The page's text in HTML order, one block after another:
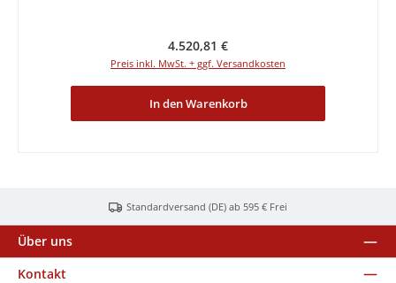
Regulärer Preis:
4.520,81 €
Preis inkl. MwSt. + ggf. Versandkosten
In den Warenkorb
Standardversand (DE) ab 595 € Frei
Über uns
Kontakt